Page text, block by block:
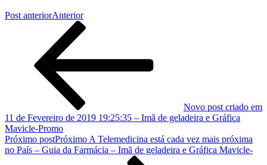
Post anteriorAnterior
Novo post criado em
11 de Fevereiro de 2019 19:25:35 – Imã de geladeira e Gráfica
Mavicle-Promo
Próximo postPróximo A Telemedicina está cada vez mais próxima
no País – Guia da Farmácia – Imã de geladeira e Gráfica Mavicle-